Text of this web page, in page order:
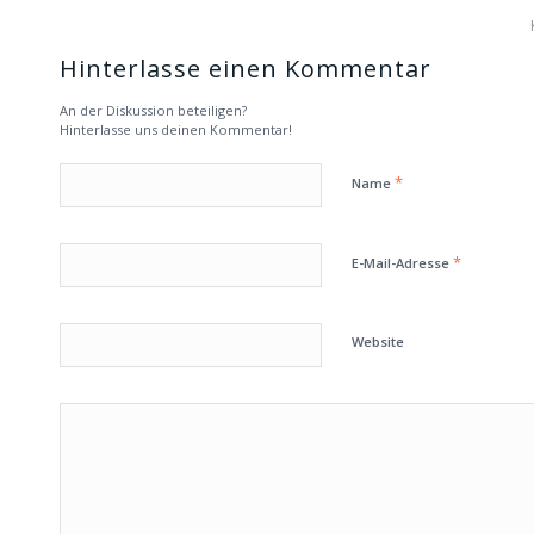
Hinterlasse einen Kommentar
An der Diskussion beteiligen?
Hinterlasse uns deinen Kommentar!
Name *
E-Mail-Adresse *
Website